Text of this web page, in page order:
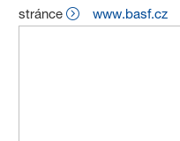
stránce
www.basf.cz